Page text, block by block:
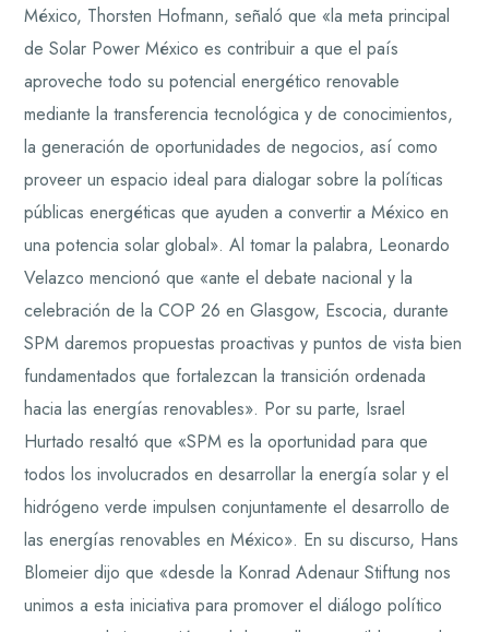
México, Thorsten Hofmann, señaló que «la meta principal
de Solar Power México es contribuir a que el país
aproveche todo su potencial energético renovable
mediante la transferencia tecnológica y de conocimientos,
la generación de oportunidades de negocios, así como
proveer un espacio ideal para dialogar sobre la políticas
públicas energéticas que ayuden a convertir a México en
una potencia solar global». Al tomar la palabra, Leonardo
Velazco mencionó que «ante el debate nacional y la
celebración de la COP 26 en Glasgow, Escocia, durante
SPM daremos propuestas proactivas y puntos de vista bien
fundamentados que fortalezcan la transición ordenada
hacia las energías renovables». Por su parte, Israel
Hurtado resaltó que «SPM es la oportunidad para que
todos los involucrados en desarrollar la energía solar y el
hidrógeno verde impulsen conjuntamente el desarrollo de
las energías renovables en México». En su discurso, Hans
Blomeier dijo que «desde la Konrad Adenaur Stiftung nos
unimos a esta iniciativa para promover el diálogo político